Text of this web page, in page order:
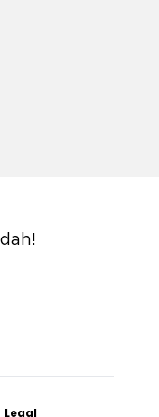
Legal